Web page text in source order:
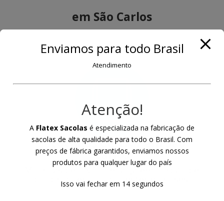
em São Carlos
Sacochilas de TNTem São
Carlos
Mochilas de TNT com alça em cordão de
polipropileno ou poliester e ilhoses.
Enviamos para todo Brasil
Atendimento
Atenção!
A Flatex Sacolas é especializada na fabricação de
sacolas de alta qualidade para todo o Brasil. Com
preços de fábrica garantidos, enviamos nossos
produtos para qualquer lugar do país
Isso vai fechar em 13 segundos